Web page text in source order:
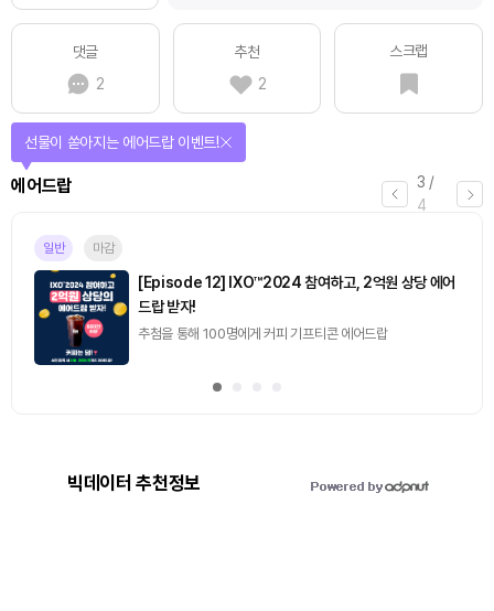
댓글
2
추천
2
스크랩
3 /
4
에어드랍
선물이 쏟아지는 에어드랍 이벤트!
일반 마감
[Episode 12] IXO™2024 참여하고, 2억원 상당 에어
드랍 받자!
추첨을 통해 100명에게 커피 기프티콘 에어드랍
빅데이터 추천정보